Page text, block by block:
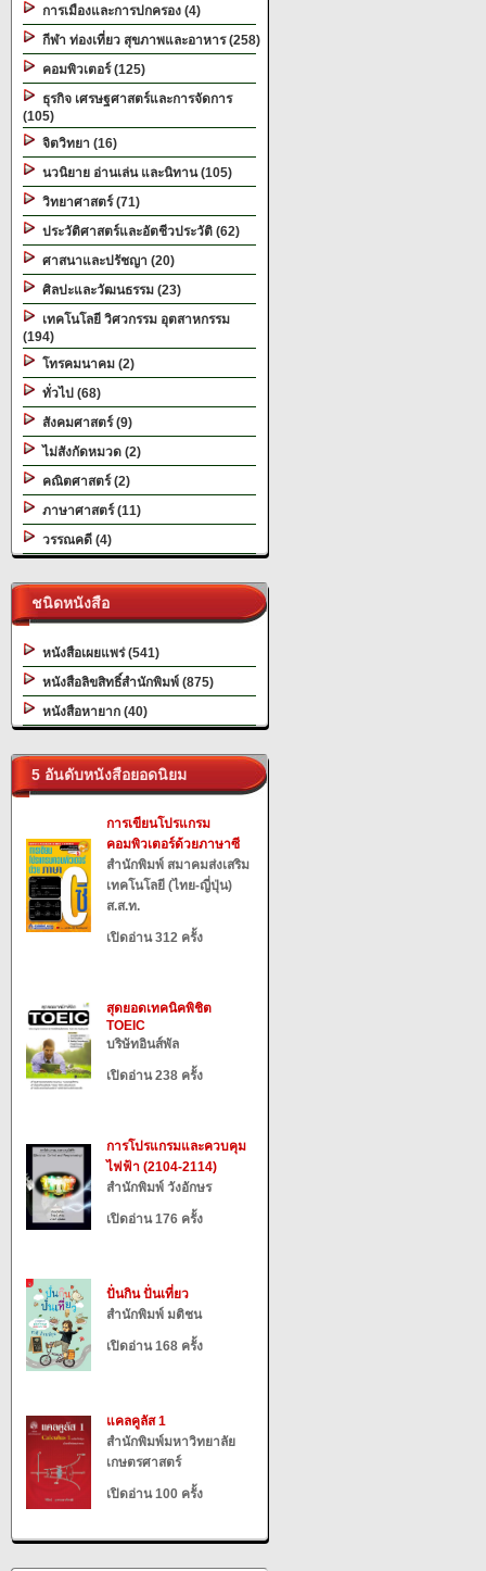
การเมืองและการปกครอง (4)
กีฬา ท่องเที่ยว สุขภาพและอาหาร (258)
คอมพิวเตอร์ (125)
ธุรกิจ เศรษฐศาสตร์และการจัดการ
(105)
จิตวิทยา (16)
นวนิยาย อ่านเล่น และนิทาน (105)
วิทยาศาสตร์ (71)
ประวัติศาสตร์และอัตชีวประวัติ (62)
ศาสนาและปรัชญา (20)
ศิลปะและวัฒนธรรม (23)
เทคโนโลยี วิศวกรรม อุตสาหกรรม
(194)
โทรคมนาคม (2)
ทั่วไป (68)
สังคมศาสตร์ (9)
ไม่สังกัดหมวด (2)
คณิตศาสตร์ (2)
ภาษาศาสตร์ (11)
วรรณคดี (4)
ชนิดหนังสือ
หนังสือเผยแพร่ (541)
หนังสือลิขสิทธิ์สำนักพิมพ์ (875)
หนังสือหายาก (40)
5 อันดับหนังสือยอดนิยม
การเขียนโปรแกรม
คอมพิวเตอร์ด้วยภาษาซี
สำนักพิมพ์ สมาคมส่งเสริม
เทคโนโลยี (ไทย-ญี่ปุ่น)
ส.ส.ท.
เปิดอ่าน 312 ครั้ง
สุดยอดเทคนิคพิชิต
TOEIC
บริษัทอินส์พัล
เปิดอ่าน 238 ครั้ง
การโปรแกรมและควบคุม
ไฟฟ้า (2104-2114)
สำนักพิมพ์ วังอักษร
เปิดอ่าน 176 ครั้ง
ปั่นกิน ปั่นเที่ยว
สำนักพิมพ์ มติชน
เปิดอ่าน 168 ครั้ง
แคลคูลัส 1
สำนักพิมพ์มหาวิทยาลัย
เกษตรศาสตร์
เปิดอ่าน 100 ครั้ง